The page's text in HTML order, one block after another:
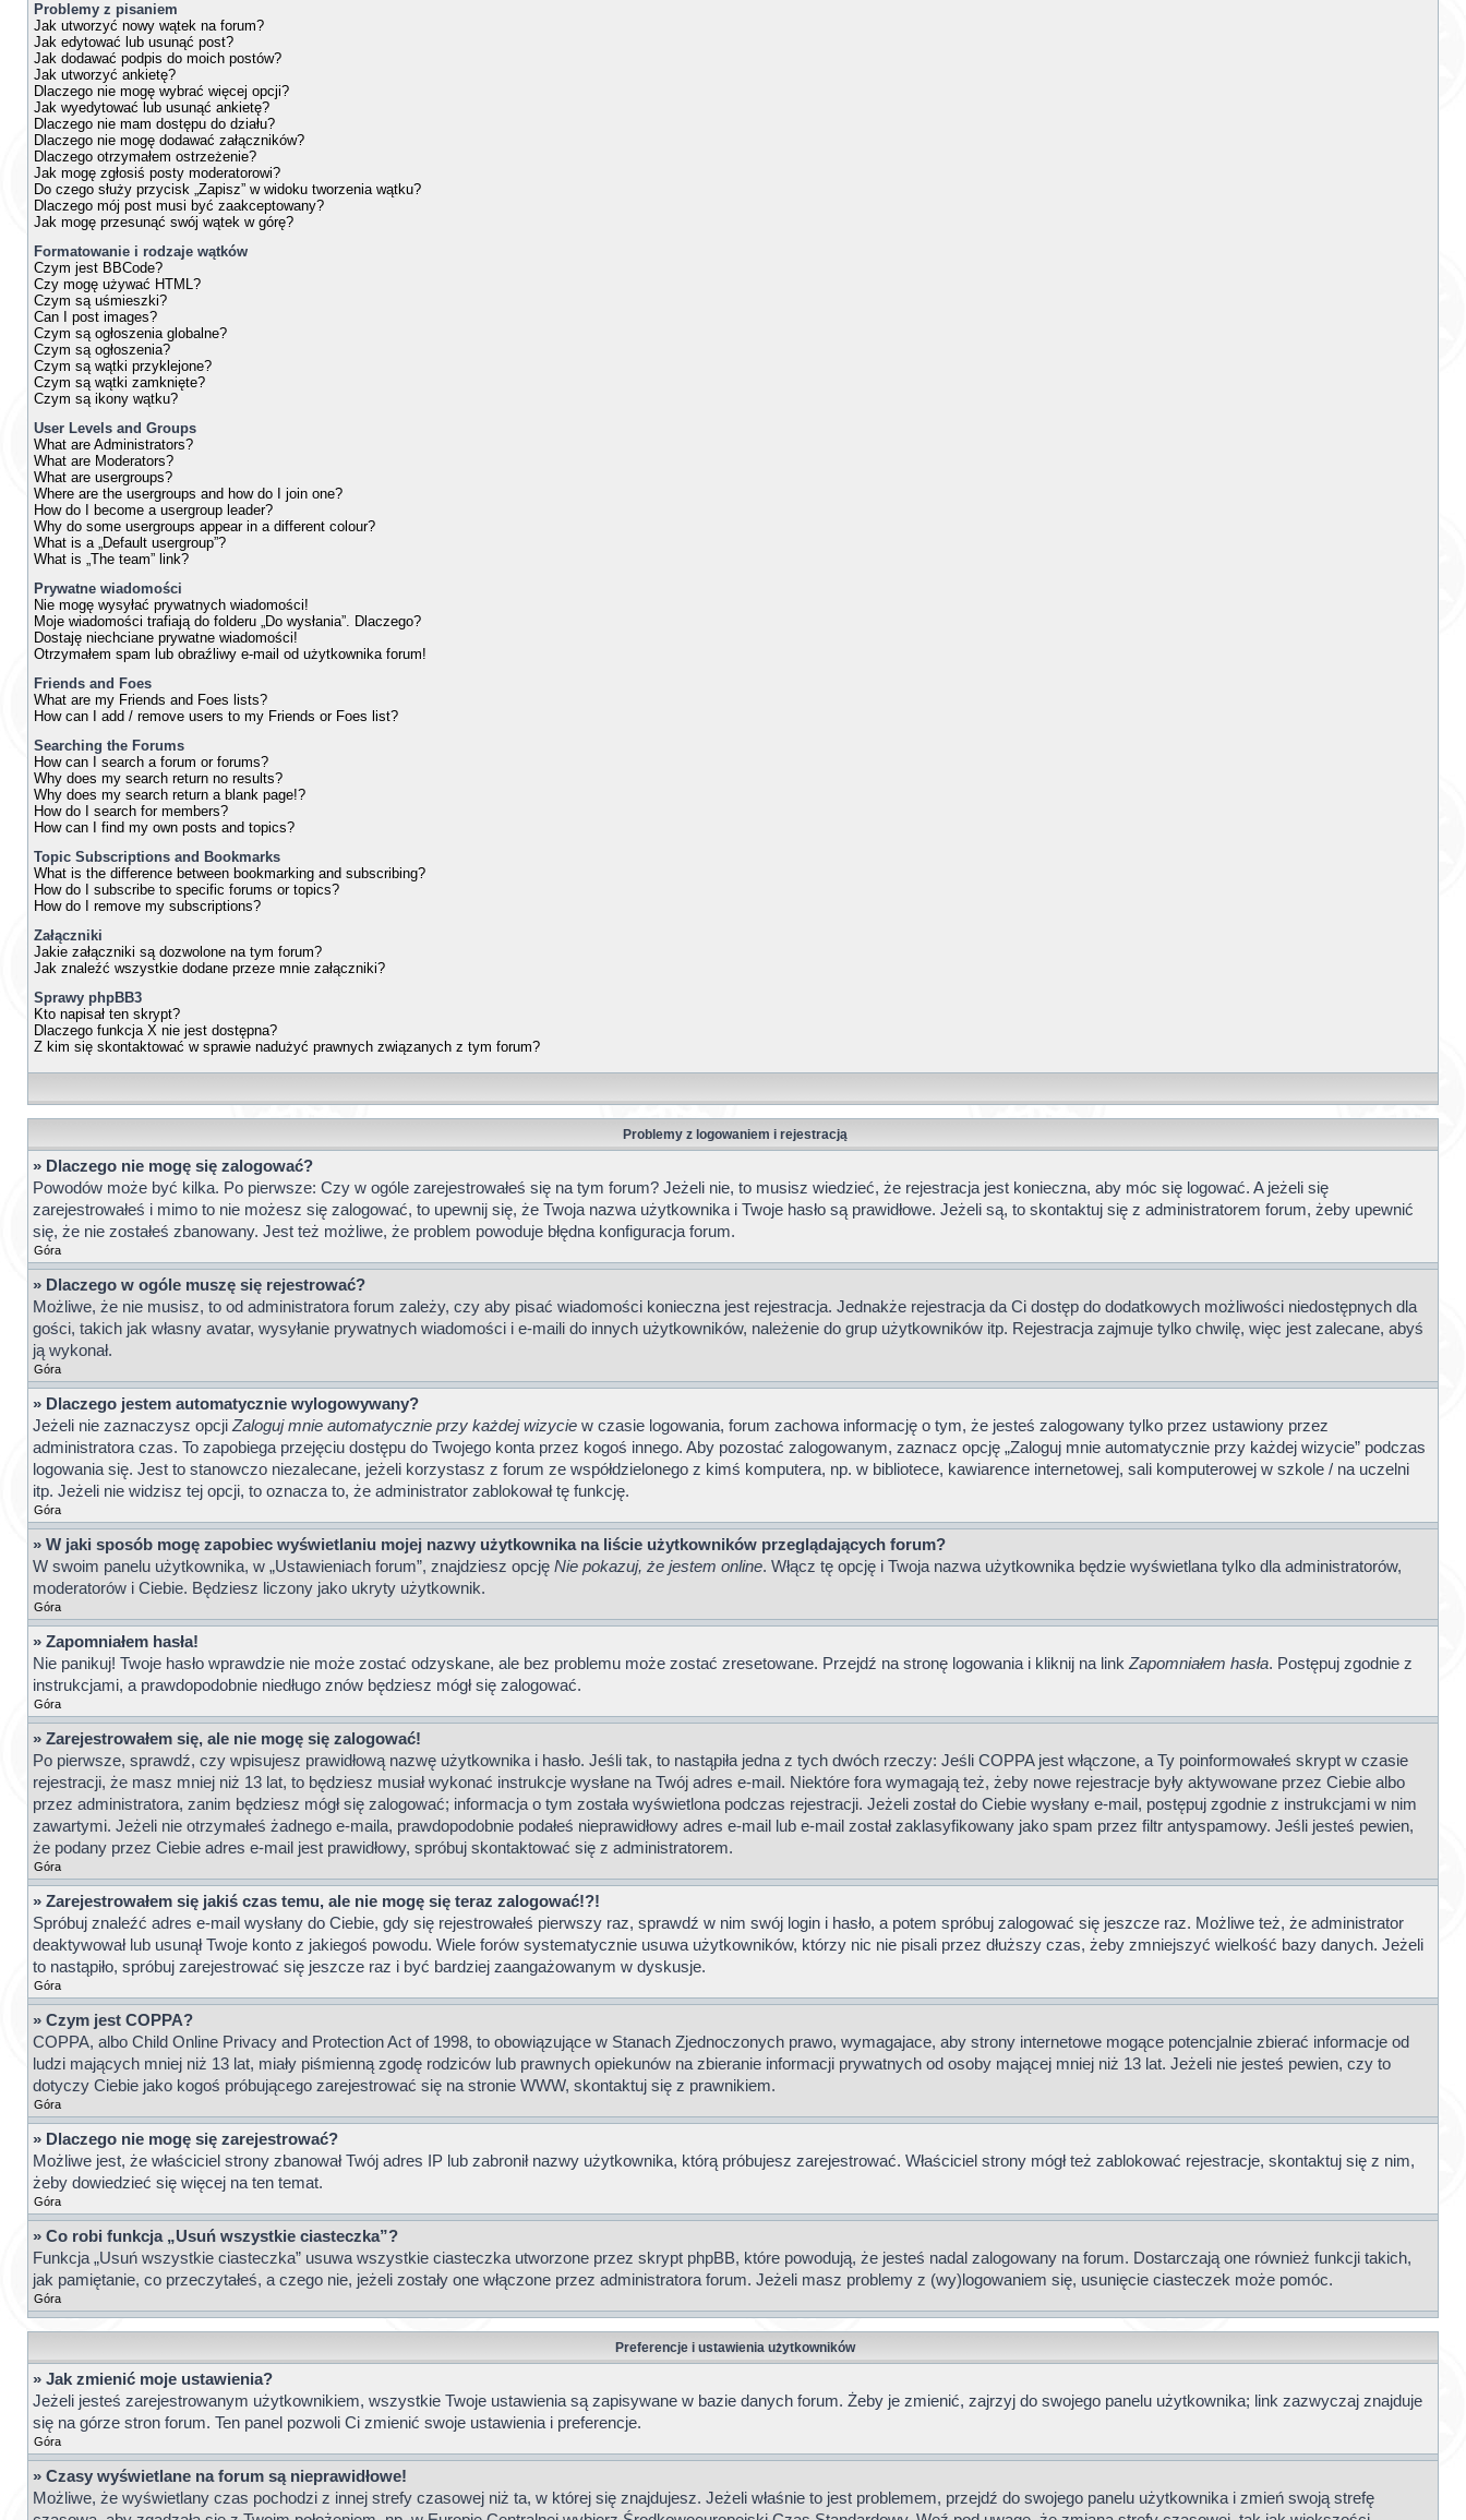
Problemy z pisaniem
Jak utworzyć nowy wątek na forum?
Jak edytować lub usunąć post?
Jak dodawać podpis do moich postów?
Jak utworzyć ankietę?
Dlaczego nie mogę wybrać więcej opcji?
Jak wyedytować lub usunąć ankietę?
Dlaczego nie mam dostępu do działu?
Dlaczego nie mogę dodawać załączników?
Dlaczego otrzymałem ostrzeżenie?
Jak mogę zgłosiś posty moderatorowi?
Do czego służy przycisk „Zapisz” w widoku tworzenia wątku?
Dlaczego mój post musi być zaakceptowany?
Jak mogę przesunąć swój wątek w górę?
Formatowanie i rodzaje wątków
Czym jest BBCode?
Czy mogę używać HTML?
Czym są uśmieszki?
Can I post images?
Czym są ogłoszenia globalne?
Czym są ogłoszenia?
Czym są wątki przyklejone?
Czym są wątki zamknięte?
Czym są ikony wątku?
User Levels and Groups
What are Administrators?
What are Moderators?
What are usergroups?
Where are the usergroups and how do I join one?
How do I become a usergroup leader?
Why do some usergroups appear in a different colour?
What is a „Default usergroup”?
What is „The team” link?
Prywatne wiadomości
Nie mogę wysyłać prywatnych wiadomości!
Moje wiadomości trafiają do folderu „Do wysłania”. Dlaczego?
Dostaję niechciane prywatne wiadomości!
Otrzymałem spam lub obraźliwy e-mail od użytkownika forum!
Friends and Foes
What are my Friends and Foes lists?
How can I add / remove users to my Friends or Foes list?
Searching the Forums
How can I search a forum or forums?
Why does my search return no results?
Why does my search return a blank page!?
How do I search for members?
How can I find my own posts and topics?
Topic Subscriptions and Bookmarks
What is the difference between bookmarking and subscribing?
How do I subscribe to specific forums or topics?
How do I remove my subscriptions?
Załączniki
Jakie załączniki są dozwolone na tym forum?
Jak znaleźć wszystkie dodane przeze mnie załączniki?
Sprawy phpBB3
Kto napisał ten skrypt?
Dlaczego funkcja X nie jest dostępna?
Z kim się skontaktować w sprawie nadużyć prawnych związanych z tym forum?
Problemy z logowaniem i rejestracją
» Dlaczego nie mogę się zalogować?
Powodów może być kilka. Po pierwsze: Czy w ogóle zarejestrowałeś się na tym forum? Jeżeli nie, to musisz wiedzieć, że rejestracja jest konieczna, aby móc się logować. A jeżeli się
zarejestrowałeś i mimo to nie możesz się zalogować, to upewnij się, że Twoja nazwa użytkownika i Twoje hasło są prawidłowe. Jeżeli są, to skontaktuj się z administratorem forum, żeby upewnić
się, że nie zostałeś zbanowany. Jest też możliwe, że problem powoduje błędna konfiguracja forum.
Góra
» Dlaczego w ogóle muszę się rejestrować?
Możliwe, że nie musisz, to od administratora forum zależy, czy aby pisać wiadomości konieczna jest rejestracja. Jednakże rejestracja da Ci dostęp do dodatkowych możliwości niedostępnych dla
gości, takich jak własny avatar, wysyłanie prywatnych wiadomości i e-maili do innych użytkowników, należenie do grup użytkowników itp. Rejestracja zajmuje tylko chwilę, więc jest zalecane, abyś
ją wykonał.
Góra
» Dlaczego jestem automatycznie wylogowywany?
Jeżeli nie zaznaczysz opcji Zaloguj mnie automatycznie przy każdej wizycie w czasie logowania, forum zachowa informację o tym, że jesteś zalogowany tylko przez ustawiony przez
administratora czas. To zapobiega przejęciu dostępu do Twojego konta przez kogoś innego. Aby pozostać zalogowanym, zaznacz opcję „Zaloguj mnie automatycznie przy każdej wizycie” podczas
logowania się. Jest to stanowczo niezalecane, jeżeli korzystasz z forum ze współdzielonego z kimś komputera, np. w bibliotece, kawiarence internetowej, sali komputerowej w szkole / na uczelni
itp. Jeżeli nie widzisz tej opcji, to oznacza to, że administrator zablokował tę funkcję.
Góra
» W jaki sposób mogę zapobiec wyświetlaniu mojej nazwy użytkownika na liście użytkowników przeglądających forum?
W swoim panelu użytkownika, w „Ustawieniach forum”, znajdziesz opcję Nie pokazuj, że jestem online. Włącz tę opcję i Twoja nazwa użytkownika będzie wyświetlana tylko dla administratorów,
moderatorów i Ciebie. Będziesz liczony jako ukryty użytkownik.
Góra
» Zapomniałem hasła!
Nie panikuj! Twoje hasło wprawdzie nie może zostać odzyskane, ale bez problemu może zostać zresetowane. Przejdź na stronę logowania i kliknij na link Zapomniałem hasła. Postępuj zgodnie z
instrukcjami, a prawdopodobnie niedługo znów będziesz mógł się zalogować.
Góra
» Zarejestrowałem się, ale nie mogę się zalogować!
Po pierwsze, sprawdź, czy wpisujesz prawidłową nazwę użytkownika i hasło. Jeśli tak, to nastąpiła jedna z tych dwóch rzeczy: Jeśli COPPA jest włączone, a Ty poinformowałeś skrypt w czasie
rejestracji, że masz mniej niż 13 lat, to będziesz musiał wykonać instrukcje wysłane na Twój adres e-mail. Niektóre fora wymagają też, żeby nowe rejestracje były aktywowane przez Ciebie albo
przez administratora, zanim będziesz mógł się zalogować; informacja o tym została wyświetlona podczas rejestracji. Jeżeli został do Ciebie wysłany e-mail, postępuj zgodnie z instrukcjami w nim
zawartymi. Jeżeli nie otrzymałeś żadnego e-maila, prawdopodobnie podałeś nieprawidłowy adres e-mail lub e-mail został zaklasyfikowany jako spam przez filtr antyspamowy. Jeśli jesteś pewien,
że podany przez Ciebie adres e-mail jest prawidłowy, spróbuj skontaktować się z administratorem.
Góra
» Zarejestrowałem się jakiś czas temu, ale nie mogę się teraz zalogować!?!
Spróbuj znaleźć adres e-mail wysłany do Ciebie, gdy się rejestrowałeś pierwszy raz, sprawdź w nim swój login i hasło, a potem spróbuj zalogować się jeszcze raz. Możliwe też, że administrator
deaktywował lub usunął Twoje konto z jakiegoś powodu. Wiele forów systematycznie usuwa użytkowników, którzy nic nie pisali przez dłuższy czas, żeby zmniejszyć wielkość bazy danych. Jeżeli
to nastąpiło, spróbuj zarejestrować się jeszcze raz i być bardziej zaangażowanym w dyskusje.
Góra
» Czym jest COPPA?
COPPA, albo Child Online Privacy and Protection Act of 1998, to obowiązujące w Stanach Zjednoczonych prawo, wymagajace, aby strony internetowe mogące potencjalnie zbierać informacje od
ludzi mających mniej niż 13 lat, miały piśmienną zgodę rodziców lub prawnych opiekunów na zbieranie informacji prywatnych od osoby mającej mniej niż 13 lat. Jeżeli nie jesteś pewien, czy to
dotyczy Ciebie jako kogoś próbującego zarejestrować się na stronie WWW, skontaktuj się z prawnikiem.
Góra
» Dlaczego nie mogę się zarejestrować?
Możliwe jest, że właściciel strony zbanował Twój adres IP lub zabronił nazwy użytkownika, którą próbujesz zarejestrować. Właściciel strony mógł też zablokować rejestracje, skontaktuj się z nim,
żeby dowiedzieć się więcej na ten temat.
Góra
» Co robi funkcja „Usuń wszystkie ciasteczka”?
Funkcja „Usuń wszystkie ciasteczka” usuwa wszystkie ciasteczka utworzone przez skrypt phpBB, które powodują, że jesteś nadal zalogowany na forum. Dostarczają one również funkcji takich,
jak pamiętanie, co przeczytałeś, a czego nie, jeżeli zostały one włączone przez administratora forum. Jeżeli masz problemy z (wy)logowaniem się, usunięcie ciasteczek może pomóc.
Góra
Preferencje i ustawienia użytkowników
» Jak zmienić moje ustawienia?
Jeżeli jesteś zarejestrowanym użytkownikiem, wszystkie Twoje ustawienia są zapisywane w bazie danych forum. Żeby je zmienić, zajrzyj do swojego panelu użytkownika; link zazwyczaj znajduje
się na górze stron forum. Ten panel pozwoli Ci zmienić swoje ustawienia i preferencje.
Góra
» Czasy wyświetlane na forum są nieprawidłowe!
Możliwe, że wyświetlany czas pochodzi z innej strefy czasowej niż ta, w której się znajdujesz. Jeżeli właśnie to jest problemem, przejdź do swojego panelu użytkownika i zmień swoją strefę